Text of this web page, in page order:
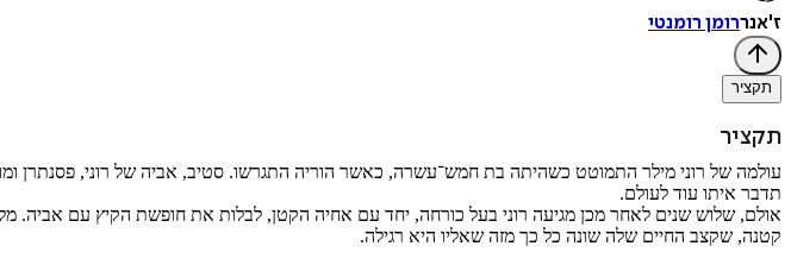
ז'אנררומן רומנטי
תקציר
תקציר
עולמה של רוני מילר התמוטט כשהיתה בת חמש־עשרה, כאשר הוריה התגרשו. סטיב, אביה של רוני, פסנתרן
תדבר איתו עוד לעולם.
אולם, שלוש שנים לאחר מכן מגיעה רוני בעל כורחה, יחד עם אחיה הקטן, לבלות את חופשת הקיץ עם אביה.
קטנה, שקצב החיים שלה שונה כל כך מזה שאליו היא רגילה.